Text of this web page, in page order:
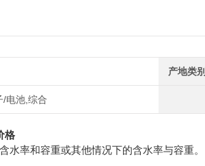
产地类别
/电池,综合
格
水率和容重或其他情况下的含水率与容重。